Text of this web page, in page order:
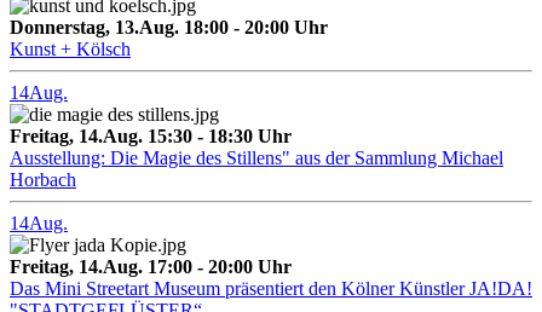
Donnerstag, 13.Aug. 18:00 - 20:00 Uhr
Kunst + Kölsch
14Aug.
Freitag, 14.Aug. 15:30 - 18:30 Uhr
Ausstellung: Die Magie des Stillens" aus der Sammlung Michael
Horbach
14Aug.
Freitag, 14.Aug. 17:00 - 20:00 Uhr
Das Mini Streetart Museum präsentiert den Kölner Künstler JA!DA!